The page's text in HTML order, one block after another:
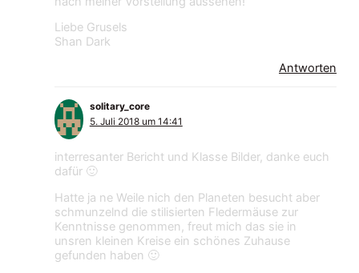
Liebe Grusels
Shan Dark
Antworten
solitary_core
5. Juli 2018 um 14:41
interresanter Bericht und Klasse Bilder, danke euch
dafür 🙂
Hatte ja ne Weile nich den Planeten besucht aber
schmunzelnd die stilisierten Fledermäuse zur
Kenntnisse genommen, freut mich das sie in
unsren kleinen Kreise ein schönes Zuhause
gefunden haben 🙂